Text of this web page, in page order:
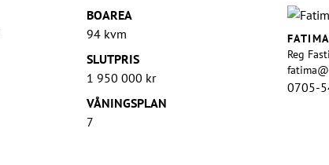
BOAREA
94 kvm
SLUTPRIS
1 950 000 kr
VÅNINGSPLAN
7
Reg
0705-